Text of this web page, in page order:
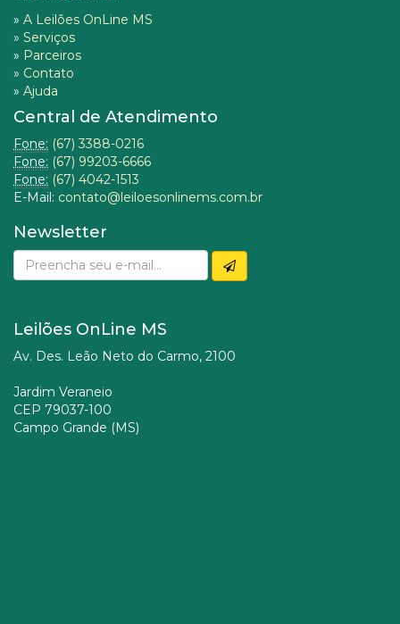
» A Leilões OnLine MS
» Serviços
» Parceiros
» Contato
» Ajuda
Central de Atendimento
Fone: (67) 3388-0216
Fone: (67) 99203-6666
Fone: (67) 4042-1513
E-Mail: contato@leiloesonlinems.com.br
Newsletter
Leilões OnLine MS
Av. Des. Leão Neto do Carmo, 2100
Jardim Veraneio
CEP 79037-100
Campo Grande (MS)